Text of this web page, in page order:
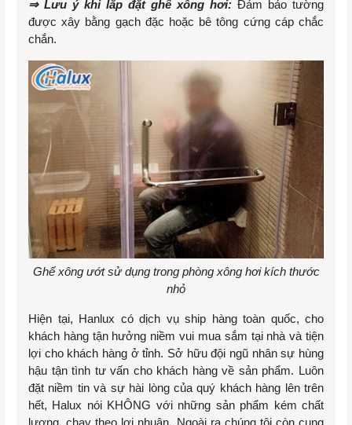
⇒ Lưu ý khi lắp đặt ghế xông hơi: Đảm bảo tường
được xây bằng gạch đặc hoặc bê tông cứng cáp chắc
chắn.
Ghế xông ướt sử dụng trong phòng xông hơi kích thước
nhỏ
Hiện tại, Hanlux có dịch vụ ship hàng toàn quốc, cho
khách hàng tận hưởng niềm vui mua sắm tại nhà và tiện
lợi cho khách hàng ở tỉnh. Sở hữu đội ngũ nhân sự hùng
hậu tận tình tư vấn cho khách hàng về sản phẩm. Luôn
đặt niềm tin và sự hài lòng của quý khách hàng lên trên
hết, Halux nói KHÔNG với những sản phẩm kém chất
lượng, chạy theo lợi nhuận. Ngoài ra chúng tôi còn cung